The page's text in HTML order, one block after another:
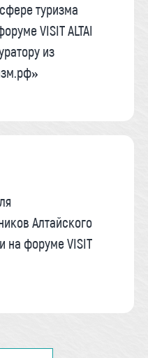
туризма
VISIT ALTAI
из
Алтайского
на форуме VISIT